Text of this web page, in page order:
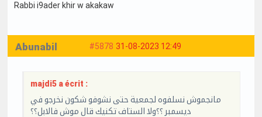
Rabbi i9ader khir w akakaw
#5878 31-08-2023 12:49
Abunabil
majdi5 a écrit :
مانجموش نسلفوه لجمعية حتى نشوفو شكون نخرجو في
ديسمبر ؟؟ولا الستاف تكنيك قال موش فالابل؟؟